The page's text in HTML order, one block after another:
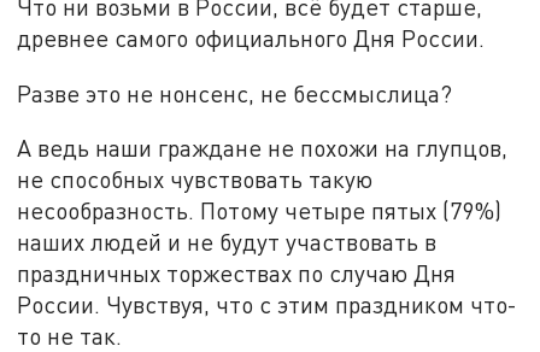
Что ни возьми в России, всё будет старше,
древнее самого официального Дня России.
Разве это не нонсенс, не бессмыслица?
А ведь наши граждане не похожи на глупцов,
не способных чувствовать такую
несообразность. Потому четыре пятых (79%)
наших людей и не будут участвовать в
праздничных торжествах по случаю Дня
России. Чувствуя, что с этим праздником что-
то не так.